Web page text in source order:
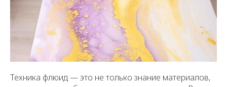
Техника флюид — это не только знание материалов,